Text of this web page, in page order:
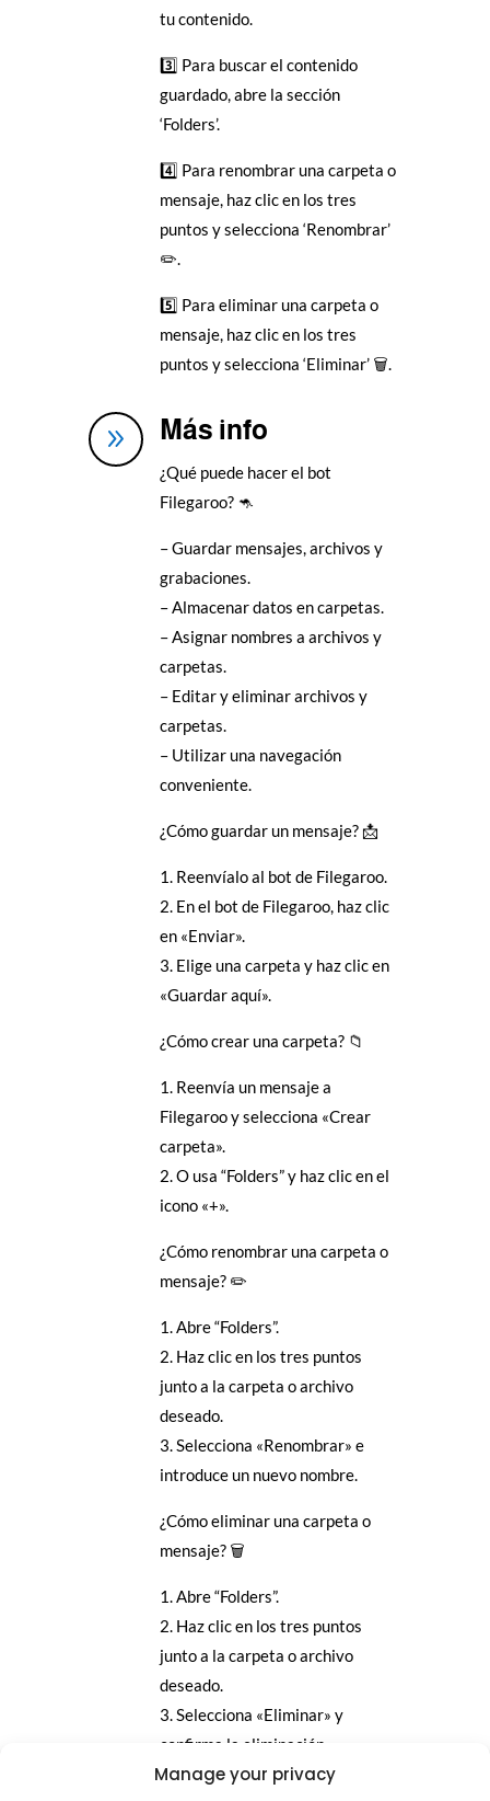
Manage your privacy
tu contenido.
3️⃣ Para buscar el contenido
guardado, abre la sección
‘Folders’.
4️⃣ Para renombrar una carpeta o
mensaje, haz clic en los tres
puntos y selecciona ‘Renombrar’
✏️.
5️⃣ Para eliminar una carpeta o
mensaje, haz clic en los tres
puntos y selecciona ‘Eliminar’ 🗑️.
9 Más info
¿Qué puede hacer el bot
Filegaroo? 🦘
– Guardar mensajes, archivos y
grabaciones.
– Almacenar datos en carpetas.
– Asignar nombres a archivos y
carpetas.
– Editar y eliminar archivos y
carpetas.
– Utilizar una navegación
conveniente.
¿Cómo guardar un mensaje? 📩
1. Reenvíalo al bot de Filegaroo.
2. En el bot de Filegaroo, haz clic
en «Enviar».
3. Elige una carpeta y haz clic en
«Guardar aquí».
¿Cómo crear una carpeta? 📁
1. Reenvía un mensaje a
Filegaroo y selecciona «Crear
carpeta».
2. O usa “Folders” y haz clic en el
icono «+».
¿Cómo renombrar una carpeta o
mensaje? ✏️
1. Abre “Folders”.
2. Haz clic en los tres puntos
junto a la carpeta o archivo
deseado.
3. Selecciona «Renombrar» e
introduce un nuevo nombre.
¿Cómo eliminar una carpeta o
mensaje? 🗑️
1. Abre “Folders”.
2. Haz clic en los tres puntos
junto a la carpeta o archivo
deseado.
3. Selecciona «Eliminar» y
confirma la eliminación.
¿Cómo funciona la navegación en